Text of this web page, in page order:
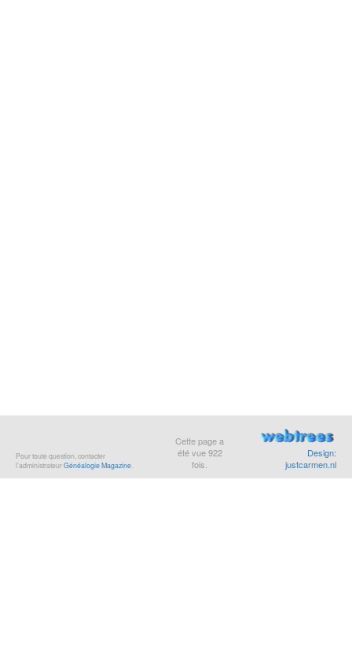
Pour toute question, contacter
l’administrateurGénéalogie Magazine.
Cette page a
été vue922
fois.
Design:
justcarmen.nl